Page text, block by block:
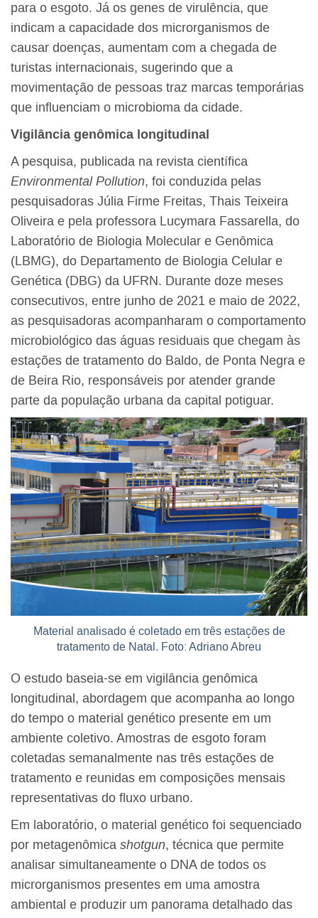
para o esgoto. Já os genes de virulência, que
indicam a capacidade dos microrganismos de
causar doenças, aumentam com a chegada de
turistas internacionais, sugerindo que a
movimentação de pessoas traz marcas temporárias
que influenciam o microbioma da cidade.
Vigilância genômica longitudinal
A pesquisa, publicada na revista científica
Environmental Pollution, foi conduzida pelas
pesquisadoras Júlia Firme Freitas, Thais Teixeira
Oliveira e pela professora Lucymara Fassarella, do
Laboratório de Biologia Molecular e Genômica
(LBMG), do Departamento de Biologia Celular e
Genética (DBG) da UFRN. Durante doze meses
consecutivos, entre junho de 2021 e maio de 2022,
as pesquisadoras acompanharam o comportamento
microbiológico das águas residuais que chegam às
estações de tratamento do Baldo, de Ponta Negra e
de Beira Rio, responsáveis por atender grande
parte da população urbana da capital potiguar.
Material analisado é coletado em três estações de
tratamento de Natal. Foto: Adriano Abreu
O estudo baseia-se em vigilância genômica
longitudinal, abordagem que acompanha ao longo
do tempo o material genético presente em um
ambiente coletivo. Amostras de esgoto foram
coletadas semanalmente nas três estações de
tratamento e reunidas em composições mensais
representativas do fluxo urbano.
Em laboratório, o material genético foi sequenciado
por metagenômica shotgun, técnica que permite
analisar simultaneamente o DNA de todos os
microrganismos presentes em uma amostra
ambiental e produzir um panorama detalhado das